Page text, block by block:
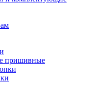
пришивные